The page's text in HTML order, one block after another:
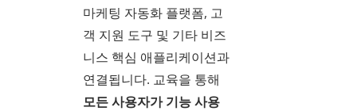
마케팅 자동화 플랫폼, 고
객 지원 도구 및 기타 비즈
니스 핵심 애플리케이션과
연결됩니다. 교육을 통해
모든 사용자가 기능 사용